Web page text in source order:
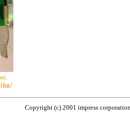
Copyright (c) 2001 impress